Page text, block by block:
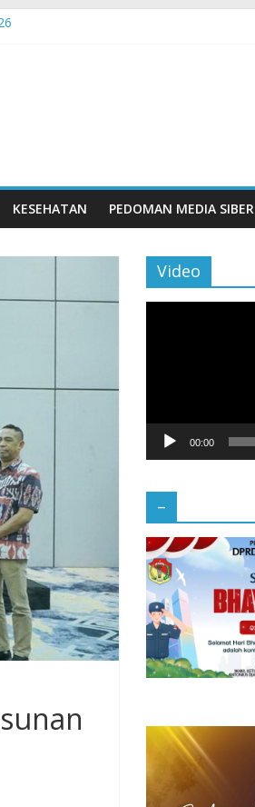
Tak Sekadar Laporan
KESEHATAN PEDOMAN MEDIA SIBER
Video
00:00
–